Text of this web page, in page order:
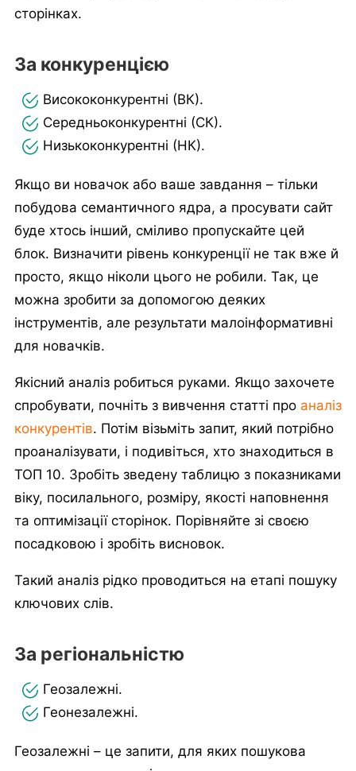
сторінках.
За конкуренцією
Висококонкурентні (ВК).
Середньоконкурентні (СК).
Низькоконкурентні (НК).
Якщо ви новачок або ваше завдання – тільки
побудова семантичного ядра, а просувати сайт
буде хтось інший, сміливо пропускайте цей
блок. Визначити рівень конкуренції не так вже й
просто, якщо ніколи цього не робили. Так, це
можна зробити за допомогою деяких
інструментів, але результати малоінформативні
для новачків.
Якісний аналіз робиться руками. Якщо захочете
спробувати, почніть з вивчення статті про аналіз
конкурентів. Потім візьміть запит, який потрібно
проаналізувати, і подивіться, хто знаходиться в
ТОП 10. Зробіть зведену таблицю з показниками
віку, посилального, розміру, якості наповнення
та оптимізації сторінок. Порівняйте зі своєю
посадковою і зробіть висновок.
Такий аналіз рідко проводиться на етапі пошуку
ключових слів.
За регіональністю
Геозалежні.
Геонезалежні.
Геозалежні – це запити, для яких пошукова